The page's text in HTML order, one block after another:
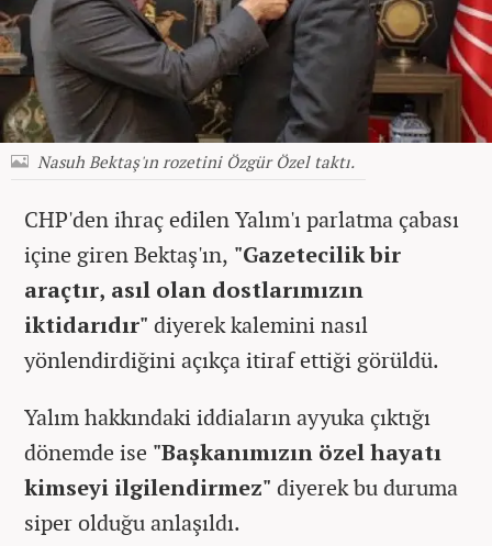
Nasuh Bektaş'ın rozetini Özgür Özel taktı.
CHP'den ihraç edilen Yalım'ı parlatma çabası
içine giren Bektaş'ın, "Gazetecilik bir
araçtır, asıl olan dostlarımızın
iktidarıdır" diyerek kalemini nasıl
yönlendirdiğini açıkça itiraf ettiği görüldü.
Yalım hakkındaki iddiaların ayyuka çıktığı
dönemde ise "Başkanımızın özel hayatı
kimseyi ilgilendirmez" diyerek bu duruma
siper olduğu anlaşıldı.